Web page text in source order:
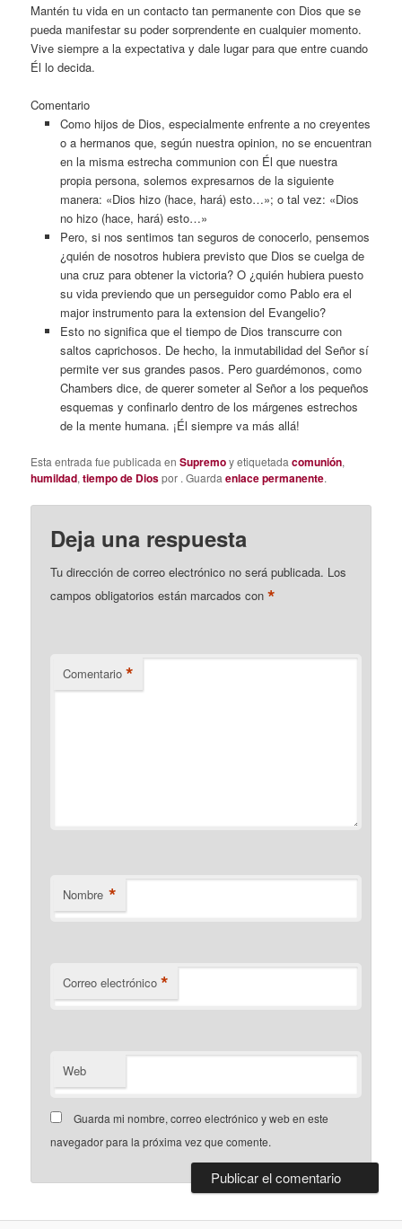
Mantén tu vida en un contacto tan permanente con Dios que se
pueda manifestar su poder sorprendente en cualquier momento.
Vive siempre a la expectativa y dale lugar para que entre cuando
Él lo decida.
Comentario
Como hijos de Dios, especialmente enfrente a no creyentes
o a hermanos que, según nuestra opinion, no se encuentran
en la misma estrecha communion con Él que nuestra
propia persona, solemos expresarnos de la siguiente
manera: «Dios hizo (hace, hará) esto…»; o tal vez: «Dios
no hizo (hace, hará) esto…»
Pero, si nos sentimos tan seguros de conocerlo, pensemos
¿quién de nosotros hubiera previsto que Dios se cuelga de
una cruz para obtener la victoria? O ¿quién hubiera puesto
su vida previendo que un perseguidor como Pablo era el
major instrumento para la extension del Evangelio?
Esto no significa que el tiempo de Dios transcurre con
saltos caprichosos. De hecho, la inmutabilidad del Señor sí
permite ver sus grandes pasos. Pero guardémonos, como
Chambers dice, de querer someter al Señor a los pequeños
esquemas y confinarlo dentro de los márgenes estrechos
de la mente humana. ¡Él siempre va más allá!
Esta entrada fue publicada enSupremoy etiquetadacomunión,
humildad,tiempo de Diospor . Guardaenlace permanente.
Deja una respuesta
Tu dirección de correo electrónico no será publicada. Los
campos obligatorios están marcados con*
Comentario *
Nombre *
Correo electrónico *
Web
Guarda mi nombre, correo electrónico y web en este
navegador para la próxima vez que comente.